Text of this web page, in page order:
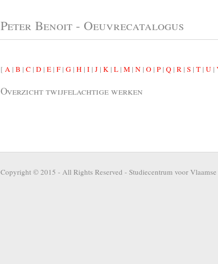
Peter Benoit - Oeuvrecatalogus
[ A | B | C | D | E | F| G | H | I | J | K | L | M | N | O | P | Q | R | S | T | U |
Overzicht twijfelachtige werken
Copyright © 2015 - All Rights Reserved - Studiecentrum voor